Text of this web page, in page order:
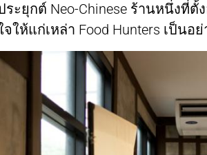
ระยุกต์ Neo-Chinese ร้านหนึ่งที่
ให้แก่เหล่า Food Hunters เป็นอ